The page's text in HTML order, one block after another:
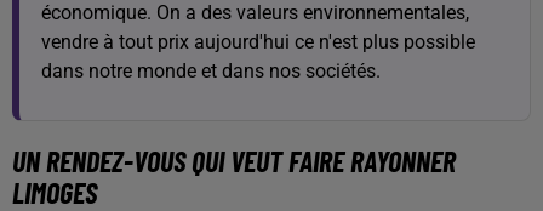
économique. On a des valeurs environnementales,
vendre à tout prix aujourd'hui ce n'est plus possible
dans notre monde et dans nos sociétés.
UN RENDEZ-VOUS QUI VEUT FAIRE RAYONNER
LIMOGES